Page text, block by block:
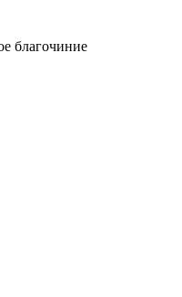
благочиние